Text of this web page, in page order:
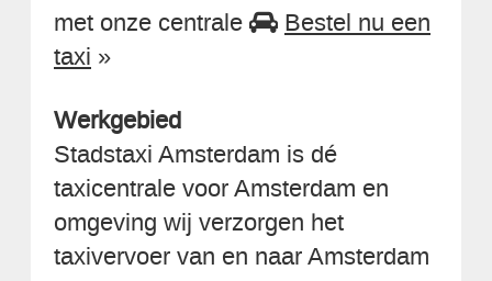
met onze centrale
Bestel nu een
taxi »
Werkgebied
Stadstaxi Amsterdam is dé
taxicentrale voor Amsterdam en
omgeving wij verzorgen het
taxivervoer van en naar Amsterdam